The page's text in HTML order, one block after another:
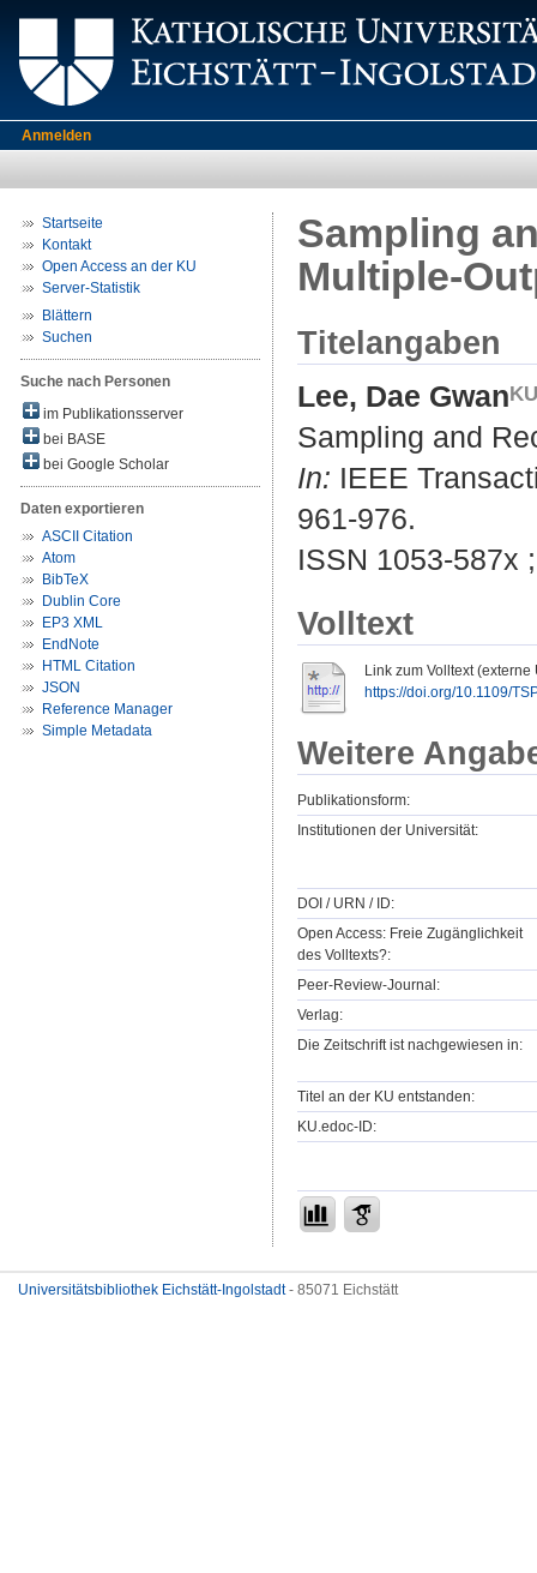
Anmelden
Startseite
Kontakt
Open Access an der KU
Server-Statistik
Blättern
Suchen
Suche nach Personen
im Publikationsserver
bei BASE
bei Google Scholar
Daten exportieren
ASCII Citation
Atom
BibTeX
Dublin Core
EP3 XML
EndNote
HTML Citation
JSON
Reference Manager
Simple Metadata
Sampling
Multiple-
Titelangaben
Lee, Dae Gwan
Sampling and
In: IEEE
961-976.
ISSN 1053-587x
Volltext
Link zum Volltext (externe
https://doi.org/10.1109/
Weitere
Publikationsform:
Institutionen der Universität:
DOI / URN / ID:
Open Access: Freie Zugänglichkeit
des Volltexts?:
Peer-Review-Journal:
Verlag:
Die Zeitschrift ist nachgewiesen in:
Titel an der KU entstanden:
KU.edoc-ID:
Universitätsbibliothek Eichstätt-Ingolstadt- 85071 Eichstätt